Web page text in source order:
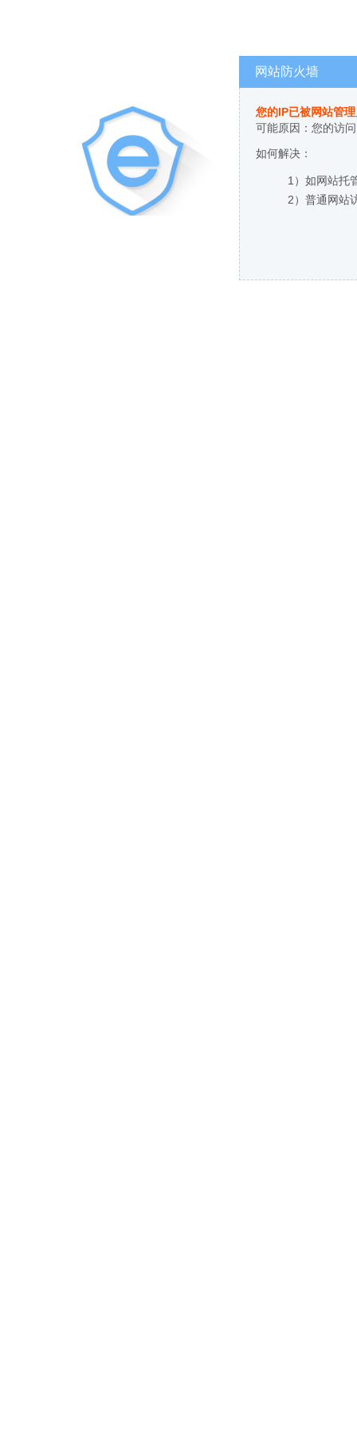
网站防火墙
您的IP已被网站管
可能原因：您的访
如何解决：
1）如网站托
2）普通网站